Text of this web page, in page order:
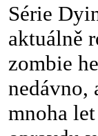
Série
aktuálně
zombie
nedávno,
mnoha